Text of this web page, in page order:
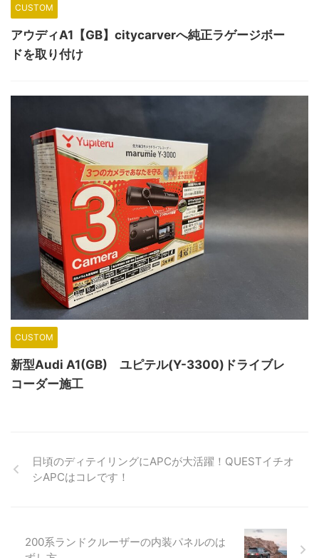
CUSTOM
アウディA1【GB】citycarverへ純正ラゲージボー
ドを取り付け
CUSTOM
新型Audi A1(GB) ユピテル(Y-3300)ドライブレ
コーダー施工
日頃のディテイリングにAPCが大活躍！QUESTイチオ
シAPCはコレです！
200系ランドクルーザーの内装パネルのは